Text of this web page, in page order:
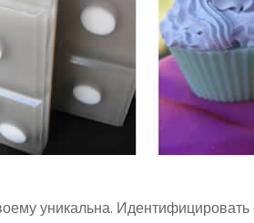
уникальна.